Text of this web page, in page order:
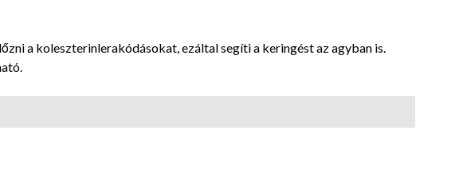
a koleszterinlerakódásokat, ezáltal segíti a keringést az agyban is.